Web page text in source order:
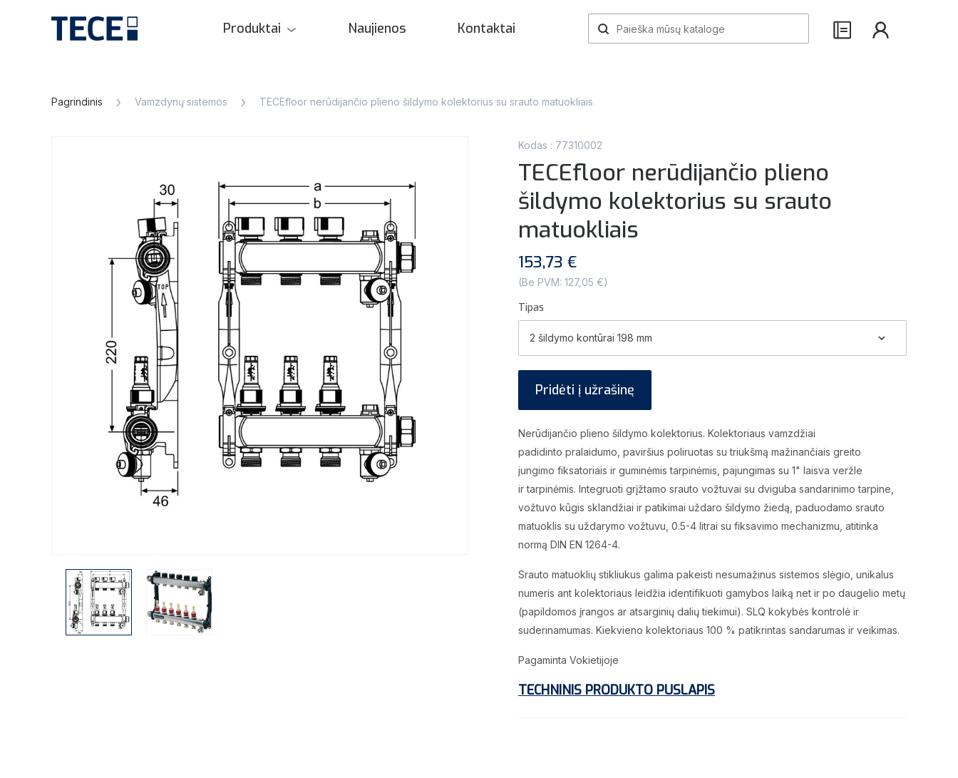
Produktai Naujienos Kontaktai
Pagrindinis Vamzdynų sistemos TECEfloor nerūdijančio plieno šildymo kolektorius su srauto matuokliais
Kodas : 77310002
TECEfloor nerūdijančio plieno
šildymo kolektorius su srauto
matuokliais
153,73 €
(Be PVM: 127,05 €)
Tipas
2 šildymo kontūrai 198 mm
Pridėti į užrašinę
Nerūdijančio plieno šildymo kolektorius. Kolektoriaus vamzdžiai
padidinto pralaidumo, paviršius poliruotas su triukšmą mažinančiais greito
jungimo fiksatoriais ir guminėmis tarpinėmis, pajungimas su 1" laisva veržle
ir tarpinėmis. Integruoti grįžtamo srauto vožtuvai su dviguba sandarinimo tarpine,
vožtuvo kūgis sklandžiai ir patikimai uždaro šildymo žiedą, paduodamo srauto
matuoklis su uždarymo vožtuvu, 0.5-4 litrai su fiksavimo mechanizmu, atitinka
normą DIN EN 1264-4.
Srauto matuoklių stikliukus galima pakeisti nesumažinus sistemos slėgio, unikalus
numeris ant kolektoriaus leidžia identifikuoti gamybos laiką net ir po daugelio metų
(papildomos įrangos ar atsarginių dalių tiekimui). SLQ kokybės kontrolė ir
suderinamumas. Kiekvieno kolektoriaus 100 % patikrintas sandarumas ir veikimas.
Pagaminta Vokietijoje
TECHNINIS PRODUKTO PUSLAPIS